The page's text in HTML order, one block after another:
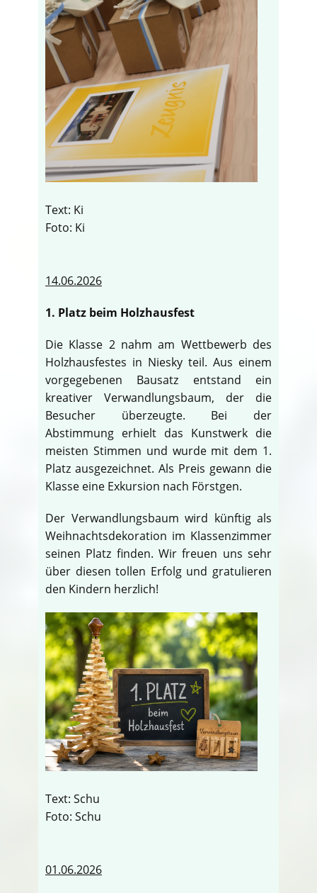
Text: Ki
Foto: Ki
14.06.2026
1. Platz beim Holzhausfest
Die Klasse 2 nahm am Wettbewerb des
Holzhausfestes in Niesky teil. Aus einem
vorgegebenen Bausatz entstand ein
kreativer Verwandlungsbaum, der die
Besucher überzeugte. Bei der
Abstimmung erhielt das Kunstwerk die
meisten Stimmen und wurde mit dem 1.
Platz ausgezeichnet. Als Preis gewann die
Klasse eine Exkursion nach Förstgen.
Der Verwandlungsbaum wird künftig als
Weihnachtsdekoration im Klassenzimmer
seinen Platz finden. Wir freuen uns sehr
über diesen tollen Erfolg und gratulieren
den Kindern herzlich!
Text: Schu
Foto: Schu
01.06.2026